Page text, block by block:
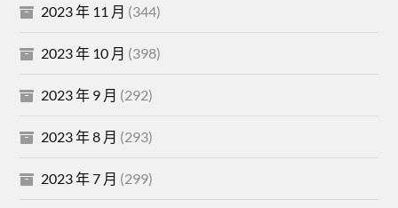
2023 年 11 月 (344)
2023 年 10 月 (398)
2023 年 9 月 (292)
2023 年 8 月 (293)
2023 年 7 月 (299)